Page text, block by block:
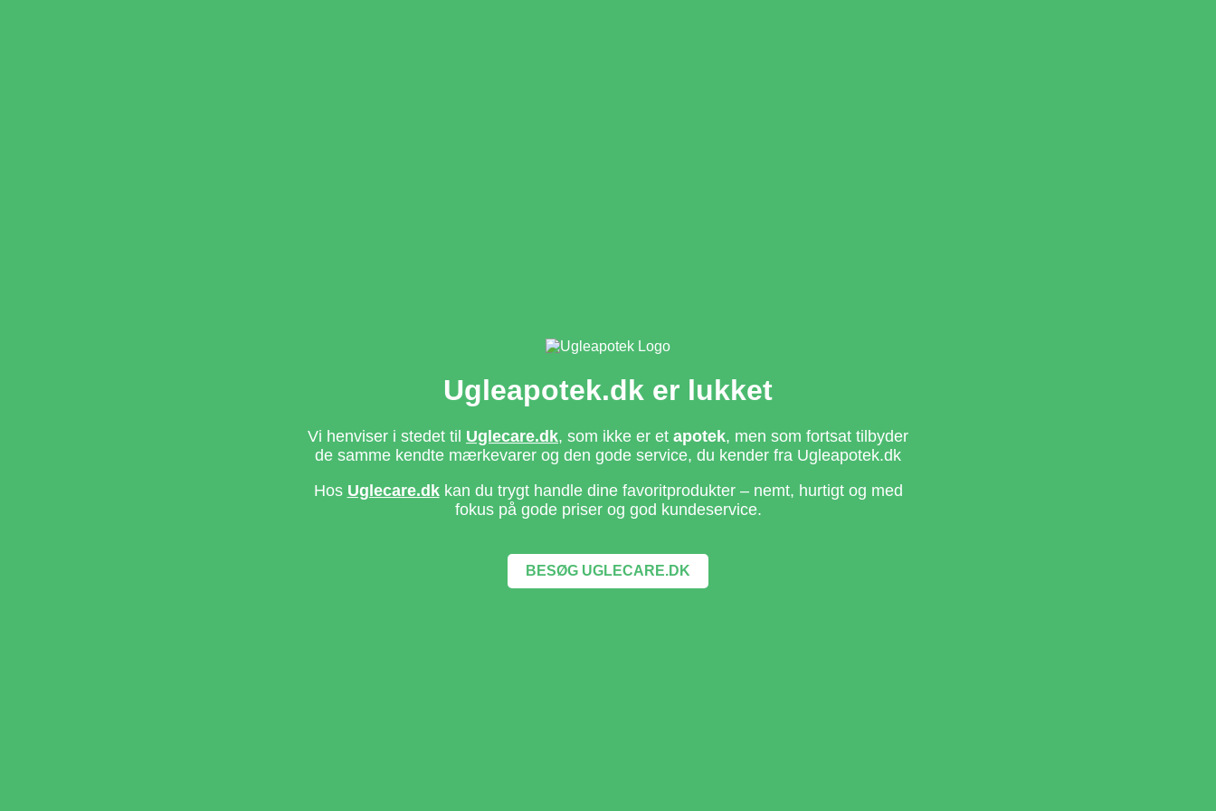
Ugleapotek.dk er lukket
Vi henviser i stedet til Uglecare.dk, som ikke er et apotek, men som fortsat tilbyder
de samme kendte mærkevarer og den gode service, du kender fra Ugleapotek.dk
Hos Uglecare.dkkan du trygt handle dine favoritprodukter – nemt, hurtigt og med
fokus på gode priser og god kundeservice.
BESØG UGLECARE.DK